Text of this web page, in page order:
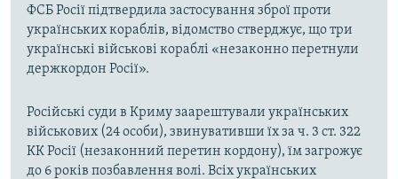
ФСБ Росії підтвердила застосування зброї проти
українських кораблів, відомство стверджує, що три
українські військові кораблі «незаконно перетнули
держкордон Росії».
Російські суди в Криму заарештували українських
військових (24 особи), звинувативши їх за ч. 3 ст. 322
КК Росії (незаконний перетин кордону), їм загрожує
до 6 років позбавлення волі. Всіх українських